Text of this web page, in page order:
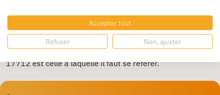
et du respect des réglementations douanières de chaque
pays. Enfin, comme pour les sangles, la sécurité offerte
par un scellé est déterminée par sa conformité aux
normes en vigueur. Pour ce type d’outil, la norme ISO
17712 est celle à laquelle il faut se référer.
Accepter tout
Refuser Non, ajuster